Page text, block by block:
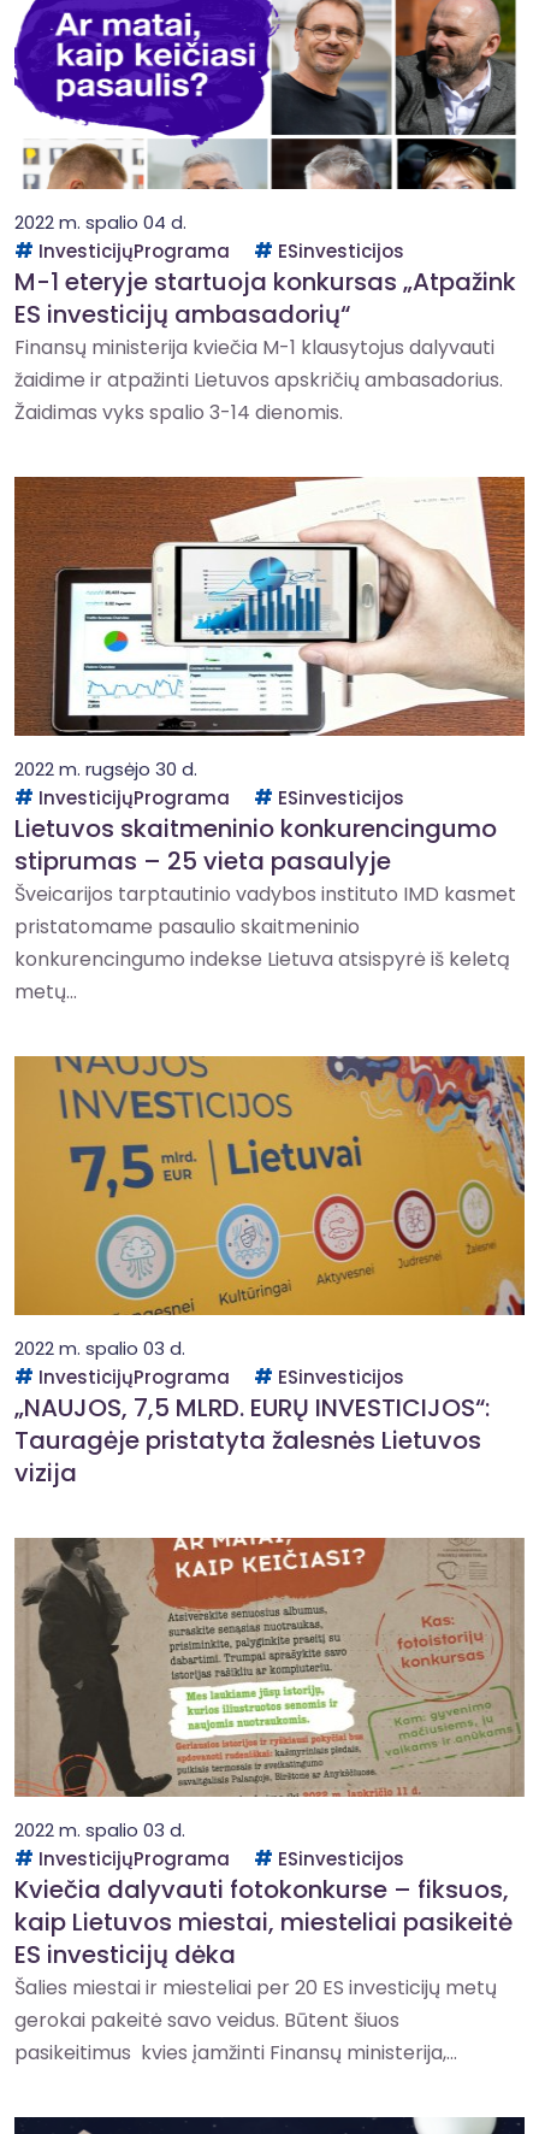
2022 m. spalio 04 d.
InvesticijųPrograma
ESinvesticijos
M-1 eteryje startuoja konkursas „Atpažink
ES investicijų ambasadorių“
Finansų ministerija kviečia M-1 klausytojus dalyvauti
žaidime ir atpažinti Lietuvos apskričių ambasadorius.
Žaidimas vyks spalio 3-14 dienomis.
2022 m. rugsėjo 30 d.
InvesticijųPrograma
ESinvesticijos
Lietuvos skaitmeninio konkurencingumo
stiprumas – 25 vieta pasaulyje
Šveicarijos tarptautinio vadybos instituto IMD kasmet
pristatomame pasaulio skaitmeninio
konkurencingumo indekse Lietuva atsispyrė iš keletą
metų...
2022 m. spalio 03 d.
InvesticijųPrograma
ESinvesticijos
„NAUJOS, 7,5 MLRD. EURŲ INVESTICIJOS“:
Tauragėje pristatyta žalesnės Lietuvos
vizija
2022 m. spalio 03 d.
InvesticijųPrograma
ESinvesticijos
Kviečia dalyvauti fotokonkurse – fiksuos,
kaip Lietuvos miestai, miesteliai pasikeitė
ES investicijų dėka
Šalies miestai ir miesteliai per 20 ES investicijų metų
gerokai pakeitė savo veidus. Būtent šiuos
pasikeitimus kvies įamžinti Finansų ministerija,...